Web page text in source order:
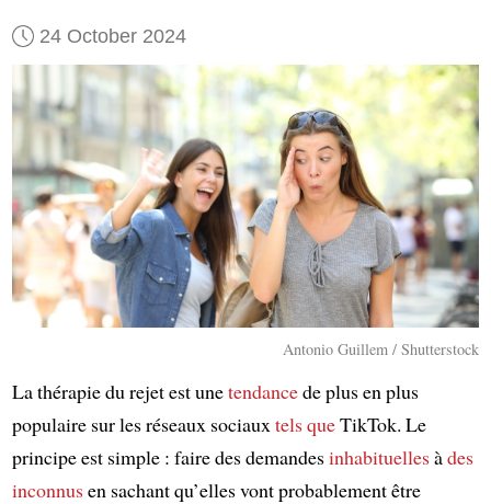
24 October 2024
Antonio Guillem / Shutterstock
La thérapie du rejet est unetendancede plus en plus
populaire sur les réseaux sociaux tels queTikTok. Le
principe est simple : faire des demandesinhabituellesàdes
inconnusen sachant qu’elles vont probablement être